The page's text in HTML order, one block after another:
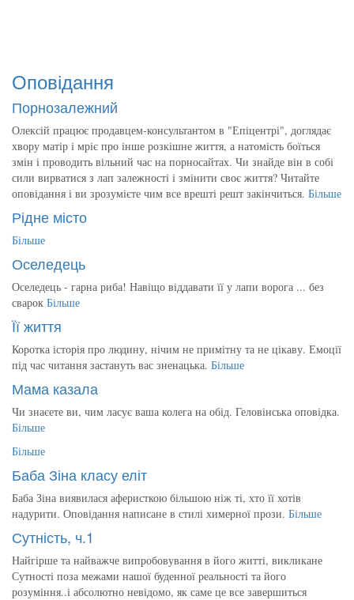
Оповідання
Порнозалежний
Олексій працює продавцем-консультантом в "Епіцентрі", доглядає
хвору матір і мріє про інше розкішне життя, а натомість боїться
змін і проводить вільний час на порносайтах. Чи знайде він в собі
сили вирватися з лап залежності і змінити своє життя? Читайте
оповідання і ви зрозумієте чим все врешті решт закінчиться. Більше
Рідне місто
Більше
Оселедець
Оселедець - гарна риба! Навіщо віддавати її у лапи ворога ... без
сварок Більше
Її життя
Коротка історія про людину, нічим не примітну та не цікаву. Емоції
під час читання застануть вас зненацька. Більше
Мама казала
Чи знаєете ви, чим ласує ваша колега на обід. Геловінська оповідка.
Більше
Більше
Баба Зіна класу еліт
Баба Зіна виявилася аферисткою більшою ніж ті, хто її хотів
надурити. Оповідання написане в стилі химерної прози. Більше
Сутність, ч.1
Найгірше та найважче випробовування в його житті, викликане
Сутності поза межами нашої буденної реальності та його
розуміння..і абсолютно невідомо, як саме це все завершиться